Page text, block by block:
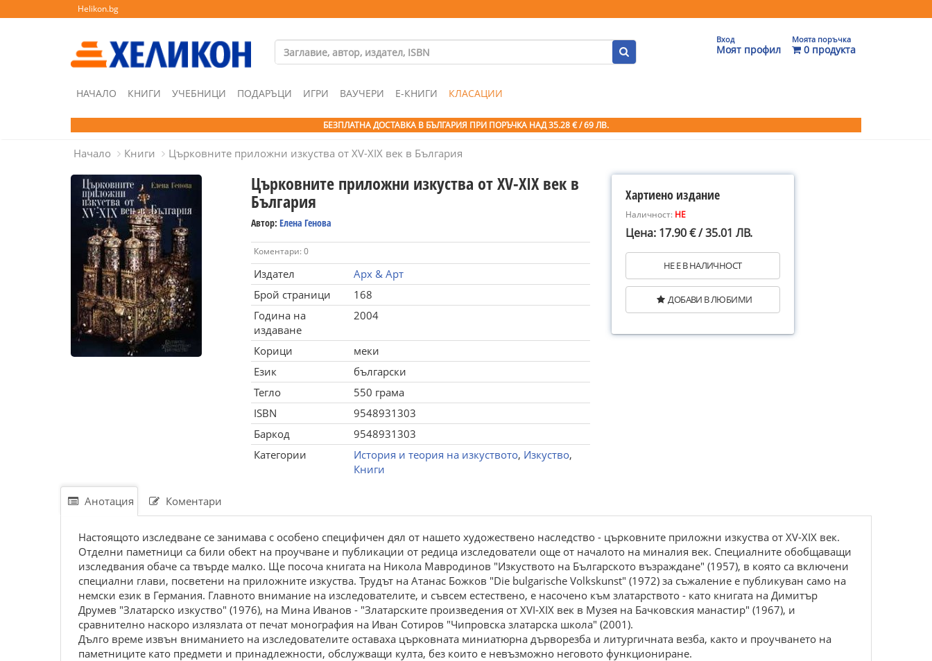
Helikon.bg
Вход
Моят профил
Моята поръчка
0 продукта
НАЧАЛО КНИГИ УЧЕБНИЦИ ПОДАРЪЦИ ИГРИ ВАУЧЕРИ Е-КНИГИ КЛАСАЦИИ
БЕЗПЛАТНА ДОСТАВКА В БЪЛГАРИЯ ПРИ ПОРЪЧКА НАД 35.28 € / 69 ЛВ.
Начало Книги Църковните приложни изкуства от XV-XIX век в България
Църковните приложни изкуства от XV-XIX век в
България
Автор: Елена Генова
Коментари: 0
Издател
Арх & Арт
Брой страници
168
Година на
издаване
2004
Корици
меки
Език
български
Тегло
550 грама
ISBN
9548931303
Баркод
9548931303
Категории
История и теория на изкуството, Изкуство,
Книги
Хартиено издание
Наличност: НЕ
Цена: 17.90 € / 35.01 ЛВ.
НЕ Е В НАЛИЧНОСТ
ДОБАВИ В ЛЮБИМИ
Анотация Коментари
Настоящото изследване се занимава с особено специфичен дял от нашето художествено наследство - църковните приложни изкуства от ХV-ХIХ век.
Отделни паметници са били обект на проучване и публикации от редица изследователи още от началото на миналия век. Специалните обобщаващи
изследвания обаче са твърде малко. Ще посоча книгата на Никола Мавродинов "Изкуството на Българското възраждане" (1957), в която са включени
специални глави, посветени на приложните изкуства. Трудът на Атанас Божков "Die bulgarische Volkskunst" (1972) за съжаление е публикуван само на
немски език в Германия. Главното внимание на изследователите, и съвсем естествено, е насочено към златарството - като книгата на Димитър
Друмев "Златарско изкуство" (1976), на Мина Иванов - "Златарските произведения от ХVI-ХIХ век в Музея на Бачковския манастир" (1967), и
сравнително наскоро излязлата от печат монография на Иван Сотиров "Чипровска златарска школа" (2001).
Дълго време извън вниманието на изследователите оставаха църковната миниатюрна дърворезба и литургичната везба, както и проучването на
паметниците като предмети и принадлежности, обслужващи култа, без които е невъзможно неговото функциониране.